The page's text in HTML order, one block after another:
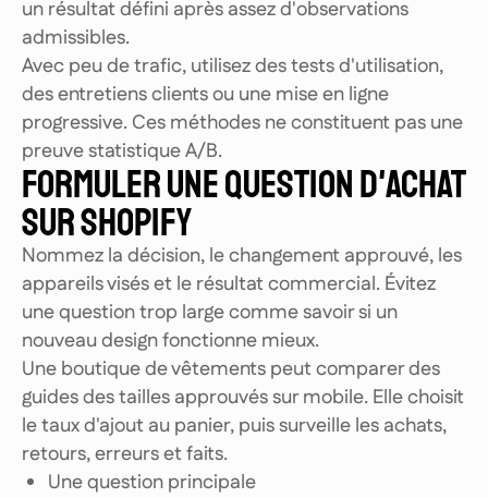
un résultat défini après assez d'observations
admissibles.
Avec peu de trafic, utilisez des tests d'utilisation,
des entretiens clients ou une mise en ligne
progressive. Ces méthodes ne constituent pas une
preuve statistique A/B.
FORMULER UNE QUESTION D'ACHAT
SUR SHOPIFY
Nommez la décision, le changement approuvé, les
appareils visés et le résultat commercial. Évitez
une question trop large comme savoir si un
nouveau design fonctionne mieux.
Une boutique de vêtements peut comparer des
guides des tailles approuvés sur mobile. Elle choisit
le taux d'ajout au panier, puis surveille les achats,
retours, erreurs et faits.
Une question principale